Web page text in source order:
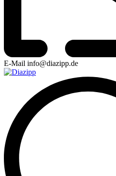
E-Mail info@diazipp.de